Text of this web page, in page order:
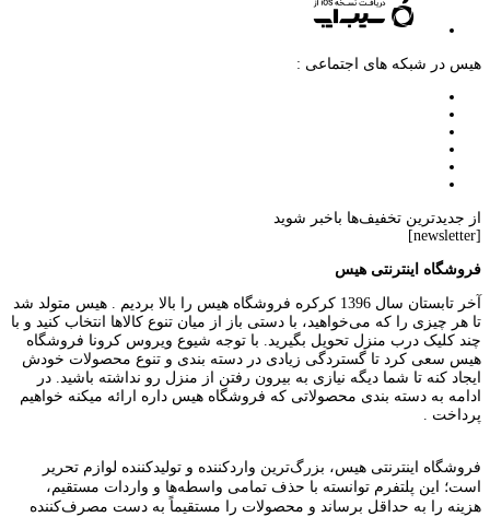
هیس در شبکه های اجتماعی :
از جدیدترین تخفیف‌ها باخبر شوید
[newsletter]
فروشگاه اینترنتی هیس
آخر تابستان سال 1396 کرکره فروشگاه هیس را بالا بردیم . هیس متولد شد
تا هر چیزی را که می‌خواهید، با دستی باز از میان تنوع کالاها انتخاب کنید و با
چند کلیک درب منزل تحویل بگیرید. با توجه شیوع ویروس کرونا فروشگاه
هیس سعی کرد تا گستردگی زیادی در دسته بندی و تنوع محصولات خودش
ایجاد کنه تا شما دیگه نیازی به بیرون رفتن از منزل رو نداشته باشید. در
ادامه به دسته بندی محصولاتی که فروشگاه هیس داره ارائه میکنه خواهیم
پرداخت .
فروشگاه اینترنتی هیس، بزرگ‌ترین وارد‌کننده و تولید‌کننده لوازم تحریر
است؛ این پلتفرم توانسته با حذف تمامی واسطه‌ها و واردات مستقیم،
هزینه را به حداقل برساند و محصولات را مستقیماً به دست مصرف‌کننده